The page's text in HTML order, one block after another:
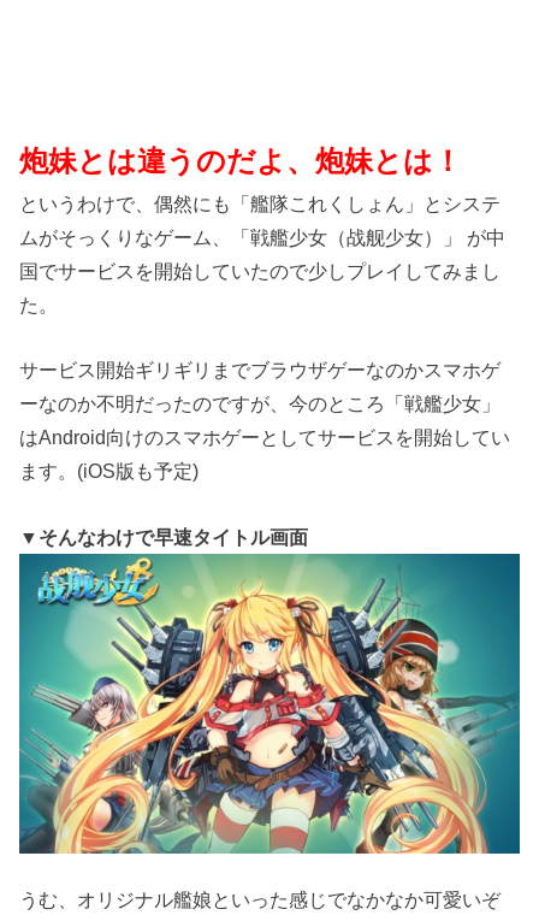
炮妹とは違うのだよ、炮妹とは！
というわけで、偶然にも「艦隊これくしょん」とシステ
ムがそっくりなゲーム、「戦艦少女（战舰少女）」 が中
国でサービスを開始していたので少しプレイしてみまし
た。
サービス開始ギリギリまでブラウザゲーなのかスマホゲ
ーなのか不明だったのですが、今のところ「戦艦少女」
はAndroid向けのスマホゲーとしてサービスを開始してい
ます。(iOS版も予定)
▼そんなわけで早速タイトル画面
うむ、オリジナル艦娘といった感じでなかなか可愛いぞ